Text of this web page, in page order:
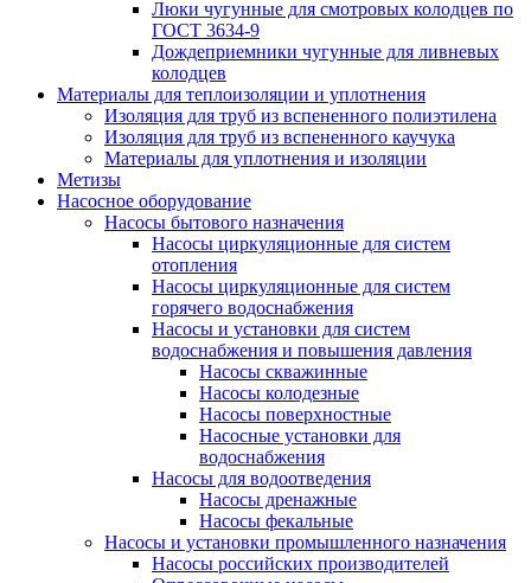
Люки чугунные для смотровых колодцев по
ГОСТ 3634-9
Дождеприемники чугунные для ливневых
колодцев
Материалы для теплоизоляции и уплотнения
Изоляция для труб из вспененного полиэтилена
Изоляция для труб из вспененного каучука
Материалы для уплотнения и изоляции
Метизы
Насосное оборудование
Насосы бытового назначения
Насосы циркуляционные для систем
отопления
Насосы циркуляционные для систем
горячего водоснабжения
Насосы и установки для систем
водоснабжения и повышения давления
Насосы скважинные
Насосы колодезные
Насосы поверхностные
Насосные установки для
водоснабжения
Насосы для водоотведения
Насосы дренажные
Насосы фекальные
Насосы и установки промышленного назначения
Насосы российских производителей